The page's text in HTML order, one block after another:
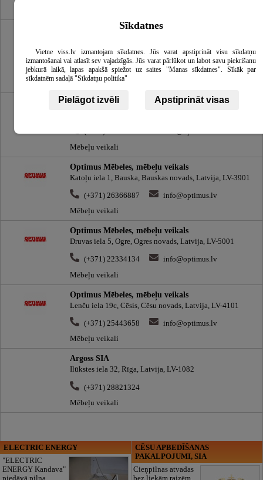
Optimus Mēbeles, mēbeļu veikals
4801
(+371) 20274421
info@optimus.lv
Mēbeļu veikali
Optimus Mēbeles, mēbeļu veikals
Mēbeļu veikali
Optimus Mēbeles, mēbeļu veikals
Katoļu iela 1, Bauska, Bauskas novads, Latvija, LV-3901
(+371) 26366887
info@optimus.lv
Mēbeļu veikali
Optimus Mēbeles, mēbeļu veikals
Druvas iela 5, Ogre, Ogres novads, Latvija, LV-5001
(+371) 22334134
info@optimus.lv
Mēbeļu veikali
Optimus Mēbeles, mēbeļu veikals
Lenču iela 19c, Cēsis, Cēsu novads, Latvija, LV-4101
(+371) 25443658
info@optimus.lv
Mēbeļu veikali
Argoss SIA
Ilūkstes iela 32, Rīga, Latvija, LV-1082
(+371) 28821324
Mēbeļu veikali
ELECTRIC ENERGY
"ELECTRIC
ENERGY Kandava"
CĒSU APBEDĪŠANAS
PAKALPOJUMI, SIA
Cieņpilnas atvadas
Sīkdatnes
Vietne viss.lv izmantojam sīkdatnes. Jūs varat apstiprināt visu sīkdatņu
izmantošanai vai atlasīt sev vajadzīgās. Jūs varat pārlūkot un labot savu piekrišanu
jebkurā laikā, lapas apakšā spiežot uz saites "Manas sīkdatnes". Sīkāk par
sīkdatnēm sadaļā "Sīkdatņu politika"
Pielāgot izvēli Apstiprināt visas